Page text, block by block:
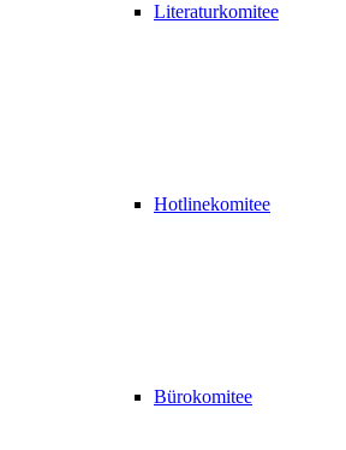
Literaturkomitee
Hotlinekomitee
Bürokomitee